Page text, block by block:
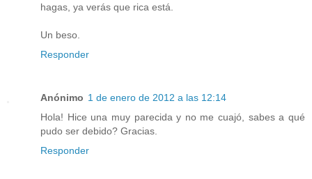
hagas, ya verás que rica está.
Un beso.
Responder
Anónimo 1 de enero de 2012 a las 12:14
Hola! Hice una muy parecida y no me cuajó, sabes a qué
pudo ser debido? Gracias.
Responder